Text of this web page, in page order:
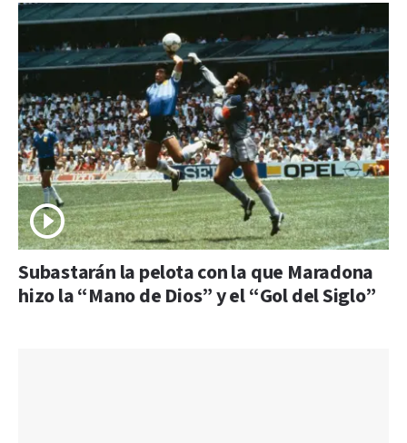
Subastarán la pelota con la que Maradona
hizo la “Mano de Dios” y el “Gol del Siglo”